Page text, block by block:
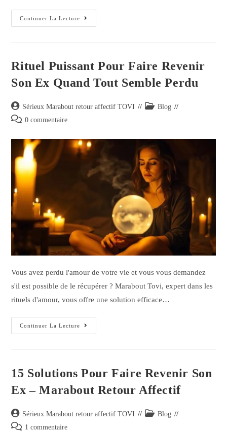
Continuer La Lecture
Rituel Puissant Pour Faire Revenir
Son Ex Quand Tout Semble Perdu
Sérieux Marabout retour affectif TOVI
Blog
0 commentaire
Vous avez perdu l'amour de votre vie et vous vous demandez
s'il est possible de le récupérer ? Marabout Tovi, expert dans les
rituels d'amour, vous offre une solution efficace…
Continuer La Lecture
15 Solutions Pour Faire Revenir Son
Ex – Marabout Retour Affectif
Sérieux Marabout retour affectif TOVI
Blog
1 commentaire